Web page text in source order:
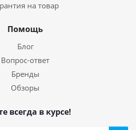
на товар
Помощь
Блог
Вопрос-ответ
Бренды
Обзоры
всегда в курсе!